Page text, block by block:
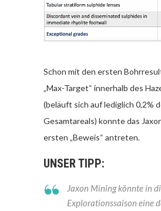
Schon mit den ersten
„Max-Target“ innerhalb des
(beläuft sich auf lediglich 0,2%
Gesamtareals) konnte das
ersten „Beweis“ antreten.
UNSER TIPP:
Jaxon Mining könnte in
Explorationssaison eine